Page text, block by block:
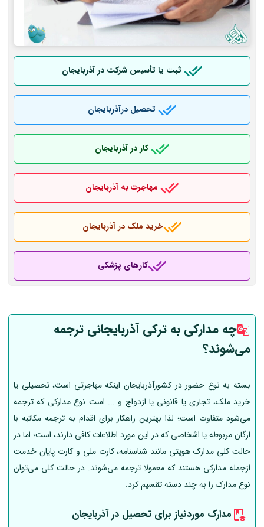
ثبت یا تأسیس شرکت در آذربایجان
تحصیل درآذربایجان
کار در آذربایجان
مهاجرت به آذربایجان
خرید ملک در آذربایجان
کارهای پزشکی
چه مدارکی به ترکی آذربایجانی ترجمه
می‌شوند؟
بسته به نوع حضور در کشورآذربایجان اینکه مهاجرتی است، تحصیلی یا
خرید ملک، تجاری یا قانونی یا ازدواج و ... است نوع مدارکی که ترجمه
می‌شود متفاوت است؛ لذا بهترین راهکار برای اقدام به ترجمه مکاتبه با
ارگان مربوطه یا اشخاصی که در این مورد اطلاعات کافی دارند، است؛ اما در
حالت کلی مدارک هویتی مانند شناسنامه، کارت ملی و کارت پایان خدمت
ازجمله مدارکی هستند که معمولا ترجمه می‌شوند. در حالت کلی می‌توان
نوع مدارک را به چند دسته تقسیم کرد.
مدارک موردنیاز برای تحصیل در آذربایجان